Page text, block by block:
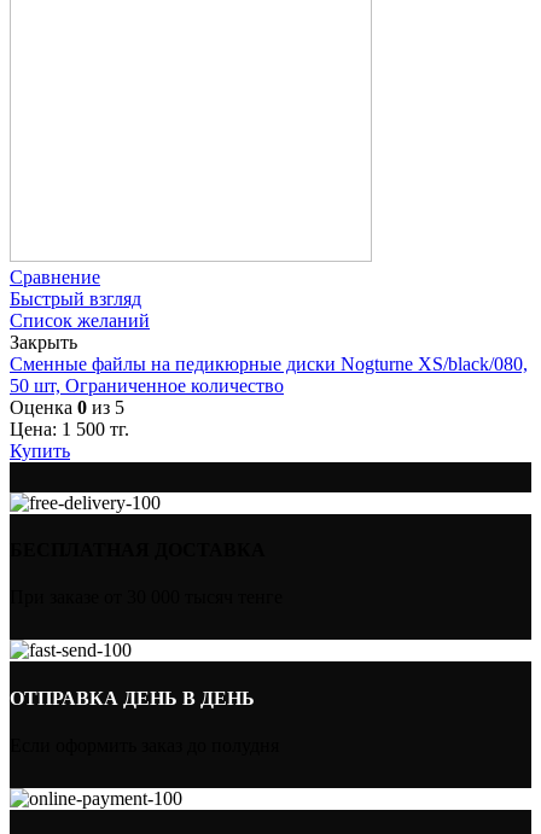
Сравнение
Быстрый взгляд
Список желаний
Закрыть
Сменные файлы на педикюрные диски Nogturne XS/black/080,
50 шт, Ограниченное количество
Оценка 0 из 5
Цена: 1 500 тг.
Купить
ОТПРАВКА ДЕНЬ В ДЕНЬ